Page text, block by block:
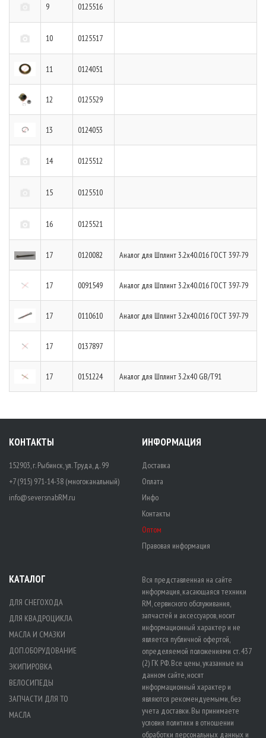
9 0125516
10 0125517
11 0124051
12 0125529
13 0124053
14 0125512
15 0125510
16 0125521
17 0120082 Аналог для Шплинт 3.2х40.016 ГОСТ 397-79
17 0091549 Аналог для Шплинт 3.2х40.016 ГОСТ 397-79
17 0110610 Аналог для Шплинт 3.2х40.016 ГОСТ 397-79
17 0137897
17 0151224 Аналог для Шплинт 3.2х40 GB/T91
КОНТАКТЫ
152903, г. Рыбинск, ул. Труда, д. 99
+7 (915) 971-14-38 (многоканальный)
info@seversnabRM.ru
ИНФОРМАЦИЯ
Доставка
Оплата
Инфо
Контакты
Оптом
Правовая информация
КАТАЛОГ
ДЛЯ СНЕГОХОДА
ДЛЯ КВАДРОЦИКЛА
МАСЛА И СМАЗКИ
ДОП.ОБОРУДОВАНИЕ
ЭКИПИРОВКА
ВЕЛОСИПЕДЫ
ЗАПЧАСТИ ДЛЯ ТО
МАСЛА
Вся представленная на сайте
информация, касающаяся техники
RM, сервисного обслуживания,
запчастей и аксессуаров, носит
информационный характер и не
является публичной офертой,
определяемой положениями ст. 437
(2) ГК РФ. Все цены, указанные на
данном сайте, носят
информационный характер и
являются рекомендуемыми, без
учета доставки. Вы принимаете
условия политики в отношении
обработки персональных данных и